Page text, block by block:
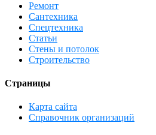
Ремонт
Сантехника
Спецтехника
Статьи
Стены и потолок
Строительство
Страницы
Карта сайта
Справочник организаций